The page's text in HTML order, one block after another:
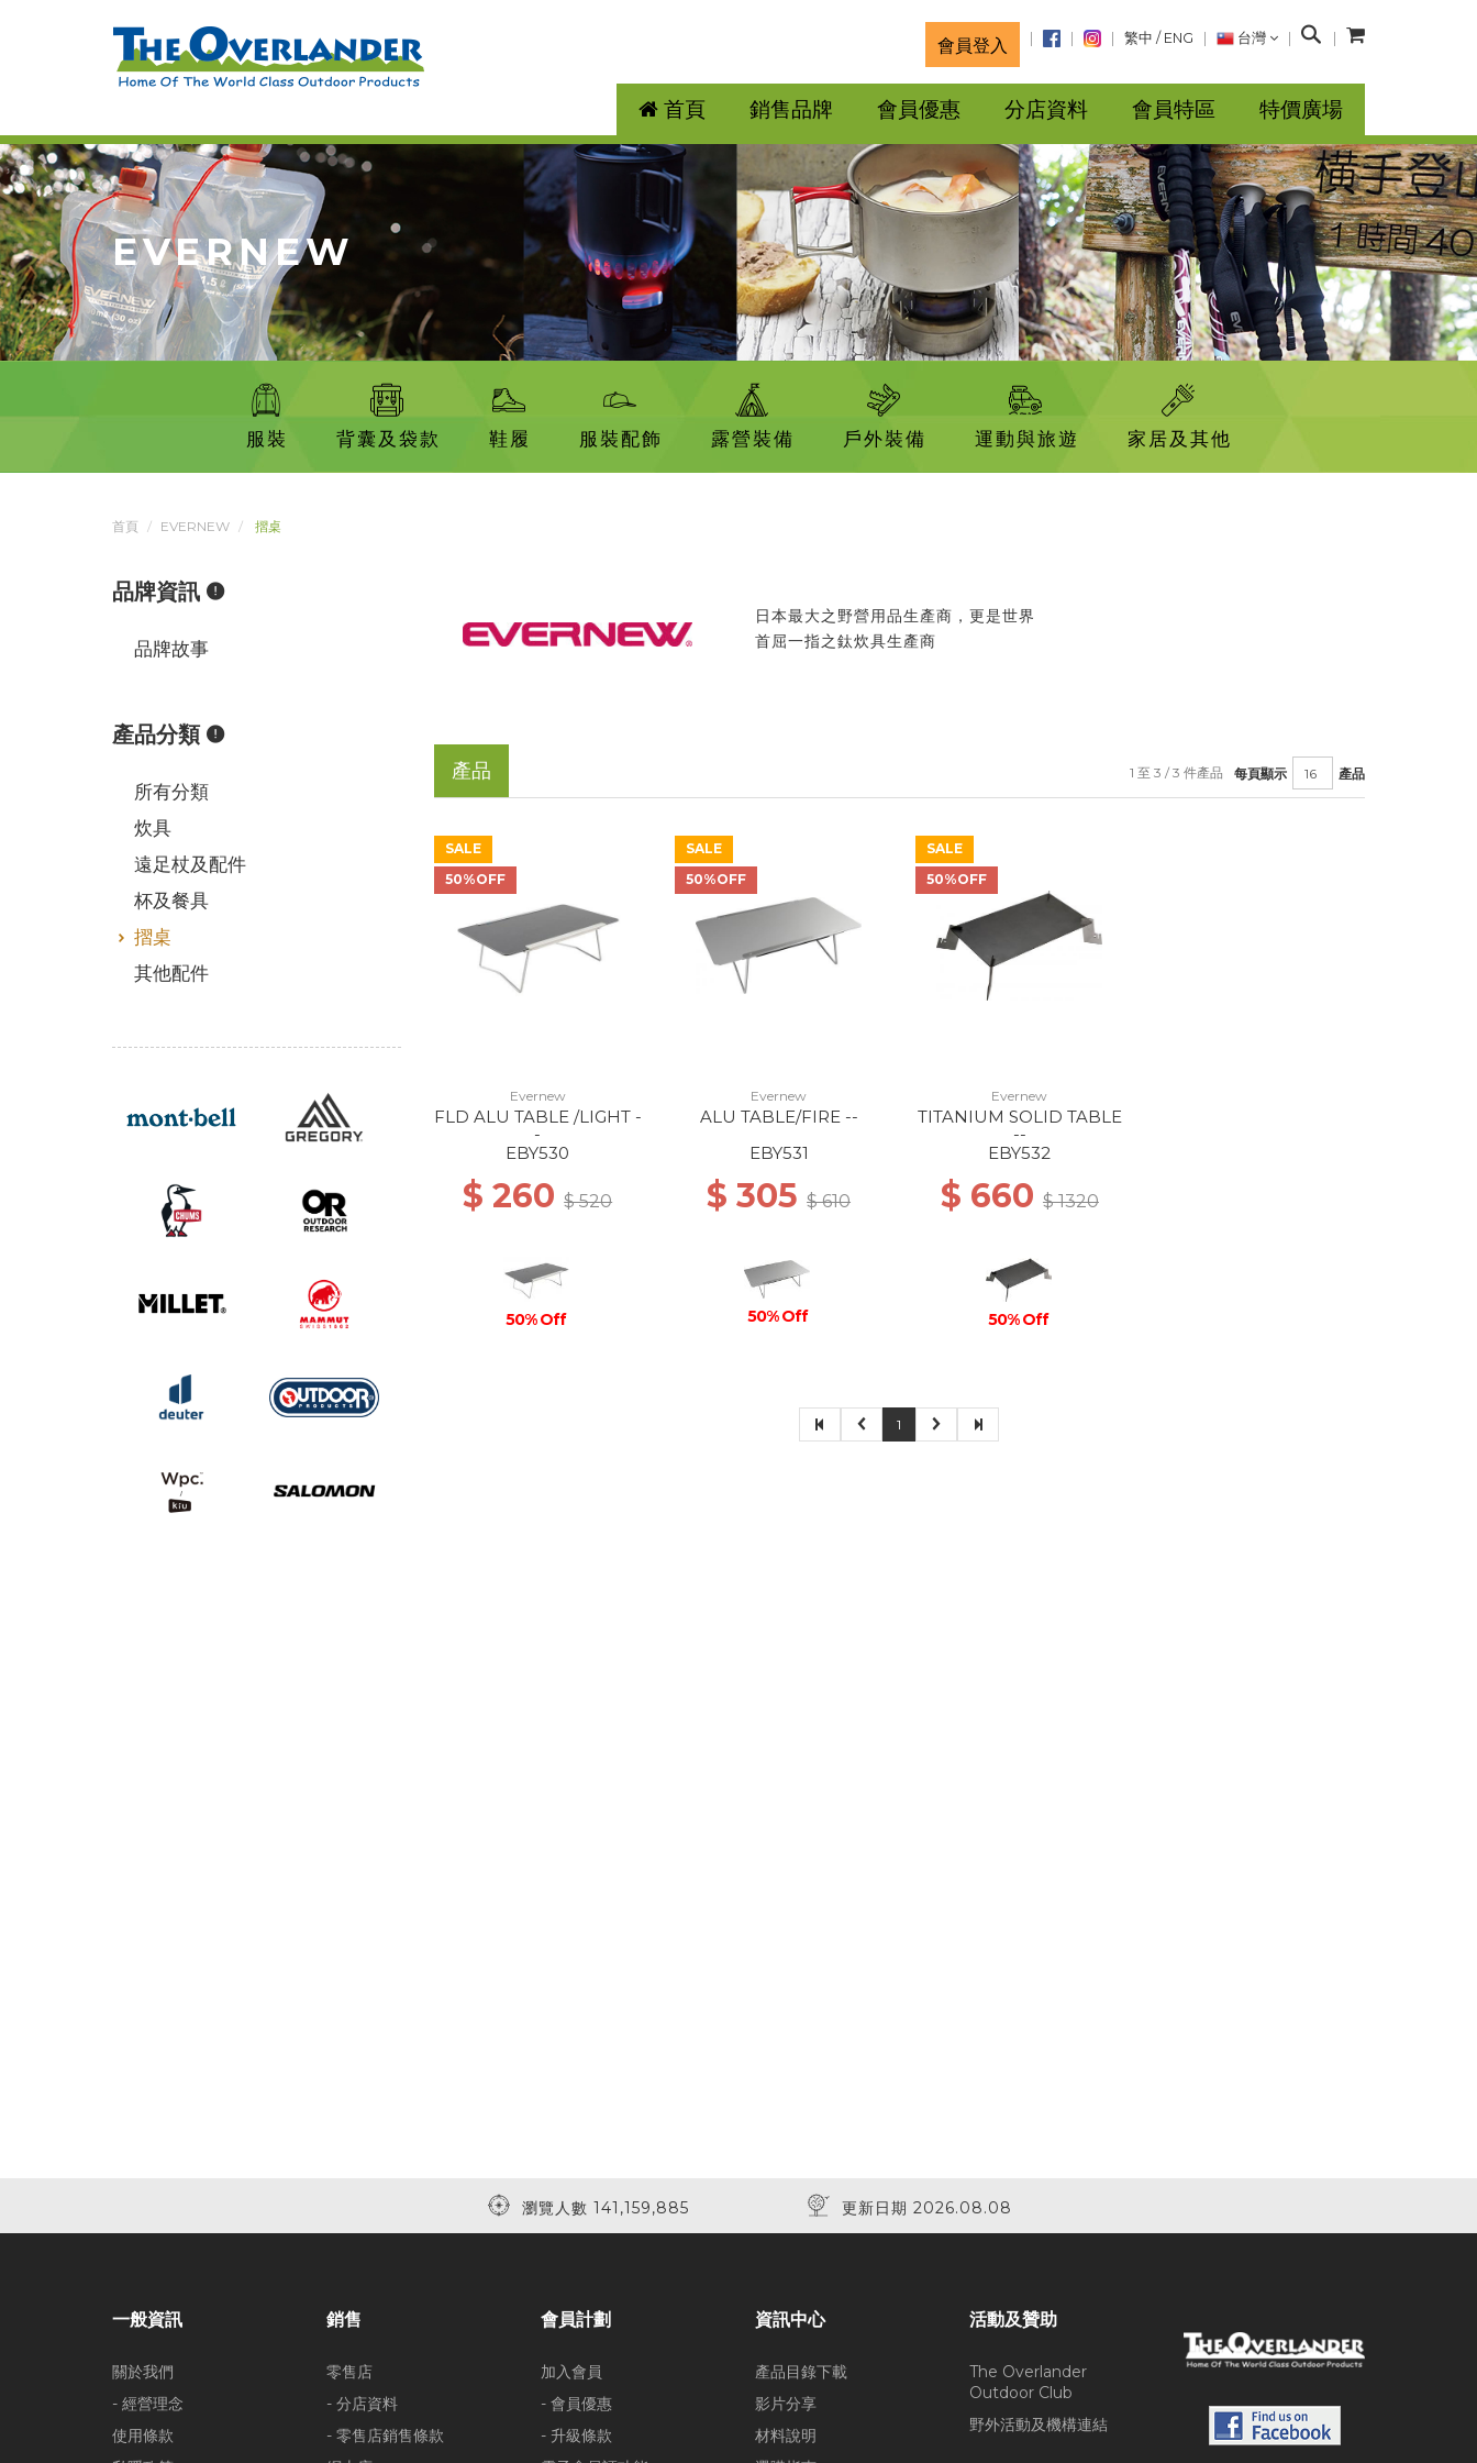
會員登入 繁中 / ENG 台灣
搜
首頁 銷售品牌 會員優惠 分店資料 會員特區 特價廣場
EVERNEW
服裝 背囊及袋款 鞋履 服裝配飾 露營裝備 戶外裝備 運動與旅遊 家居及其他
首頁 EVERNEW 摺桌
日本最大之野營用品生產商，更是世界
首屈一指之鈦炊具生產商
產品 每頁顯示 產品
1 至 3 / 3 件產品
SALE
50%OFF
Evernew
FLD ALU TABLE /LIGHT -
-
EBY530
$ 260$ 520
50% Off
SALE
50%OFF
Evernew
ALU TABLE/FIRE --
EBY531
$ 305$ 610
50% Off
SALE
50%OFF
Evernew
TITANIUM SOLID TABLE
--
EBY532
$ 660 $ 1320
50% Off
1
品牌資訊
品牌故事
產品分類
所有分類
炊具
遠足杖及配件
杯及餐具
摺桌
其他配件
瀏覽人數 141,159,885 更新日期 2026.08.08
一般資訊
關於我們
- 經營理念
使用條款
銷售
零售店
- 分店資料
- 零售店銷售條款
會員計劃
加入會員
- 會員優惠
- 升級條款
資訊中心
產品目錄下載
影片分享
材料說明
活動及贊助
The Overlander
Outdoor Club
野外活動及機構連結